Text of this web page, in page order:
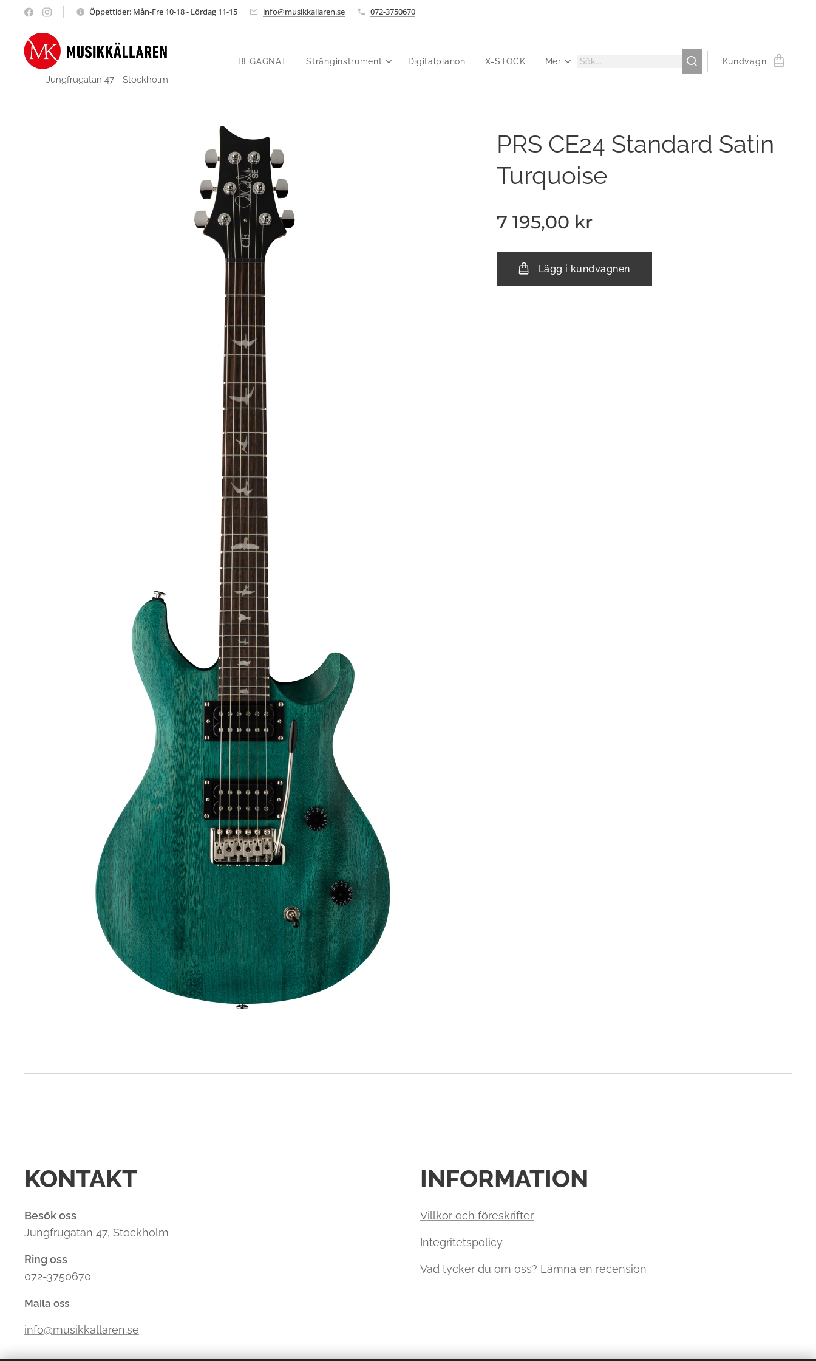
Öppettider: Mån-Fre 10-18 - Lördag 11-15 info@musikkallaren.se 072-3750670
Jungfrugatan 47 - Stockholm
BEGAGNAT Stränginstrument Digitalpianon X-STOCK Mer Kundvagn
PRS CE24 Standard Satin
Turquoise
7 195,00 kr
Lägg i kundvagnen
KONTAKT
Besök oss
Jungfrugatan 47, Stockholm
Ring oss
072-3750670
Maila oss
info@musikkallaren.se
INFORMATION
Villkor och föreskrifter
Integritetspolicy
Vad tycker du om oss? Lämna en recension